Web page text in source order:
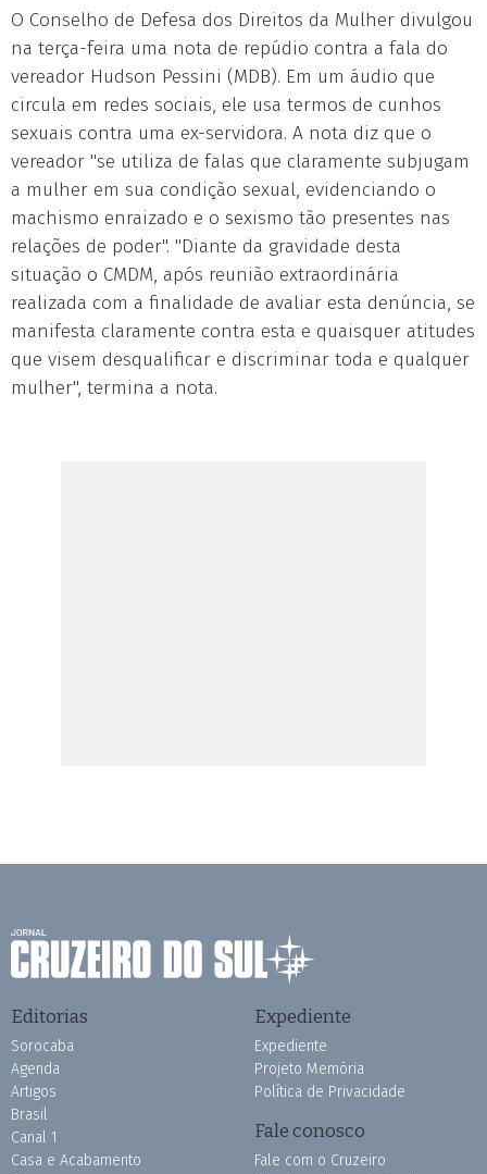
O Conselho de Defesa dos Direitos da Mulher divulgou
na terça-feira uma nota de repúdio contra a fala do
vereador Hudson Pessini (MDB). Em um áudio que
circula em redes sociais, ele usa termos de cunhos
sexuais contra uma ex-servidora. A nota diz que o
vereador "se utiliza de falas que claramente subjugam
a mulher em sua condição sexual, evidenciando o
machismo enraizado e o sexismo tão presentes nas
relações de poder". "Diante da gravidade desta
situação o CMDM, após reunião extraordinária
realizada com a finalidade de avaliar esta denúncia, se
manifesta claramente contra esta e quaisquer atitudes
que visem desqualificar e discriminar toda e qualquer
mulher", termina a nota.
Editorias
Sorocaba
Agenda
Artigos
Brasil
Canal 1
Casa e Acabamento
Expediente
Expediente
Projeto Memória
Política de Privacidade
Fale conosco
Fale com o Cruzeiro